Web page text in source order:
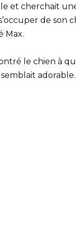
et cherchait
de son
Max.
le chien à
adorable.